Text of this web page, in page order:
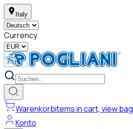
Italy
Currency
Warenkorbitems in cart, view bag
Konto